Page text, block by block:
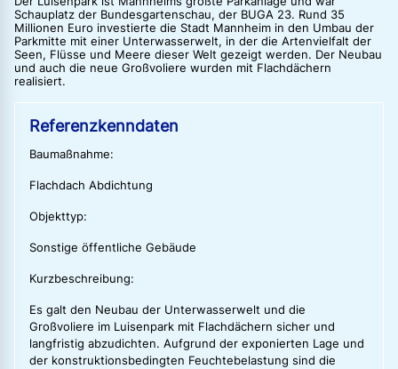
Schauplatz der Bundesgartenschau, der BUGA 23. Rund 35
Millionen Euro investierte die Stadt Mannheim in den Umbau der
Parkmitte mit einer Unterwasserwelt, in der die Artenvielfalt der
Seen, Flüsse und Meere dieser Welt gezeigt werden. Der Neubau
und auch die neue Großvoliere wurden mit Flachdächern
realisiert.
Referenzkenndaten
Baumaßnahme:
Flachdach Abdichtung
Objekttyp:
Sonstige öffentliche Gebäude
Kurzbeschreibung:
Es galt den Neubau der Unterwasserwelt und die
Großvoliere im Luisenpark mit Flachdächern sicher und
langfristig abzudichten. Aufgrund der exponierten Lage und
der konstruktionsbedingten Feuchtebelastung sind die